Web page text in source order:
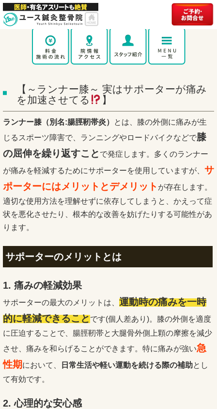
【～ランナー膝～ 実はサポーターが痛み
を加速させてる
】
ランナー膝（別名:腸脛靭帯炎）
とは、膝の外側に痛みが生
じるスポーツ障害で、ランニングやロードバイクなどで膝
の屈伸を繰り返すこと で発症します。多くのランナー
が痛みを軽減するためにサポーターを使用していますが、 サ
ポーターにはメリットとデメリット が存在します。
適切な使用方法を理解せずに依存してしまうと、かえって症
状を悪化させたり、根本的な改善を妨げたりする可能性があ
ります。
サポーターのメリットとは
1. 痛みの軽減効果
サポーターの最大のメリットは、 運動時の痛みを一時
的に軽減できることです(個人差あり)。膝の外側を適度
に圧迫することで、腸脛靭帯と大腿骨外側上顆の摩擦を減少
させ、痛みを和らげることができます。特に痛みが強い急
性期において、 日常生活や軽い運動を続ける際の補助とし
て有効です。
2. 心理的な安心感